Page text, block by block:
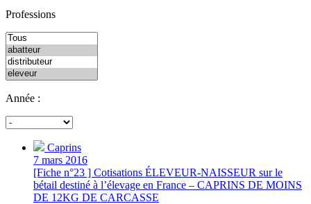
Professions
Année :
Caprins
7 mars 2016
[Fiche n°23 ] Cotisations ÉLEVEUR-NAISSEUR sur le
bétail destiné à l’élevage en France – CAPRINS DE MOINS
DE 12KG DE CARCASSE